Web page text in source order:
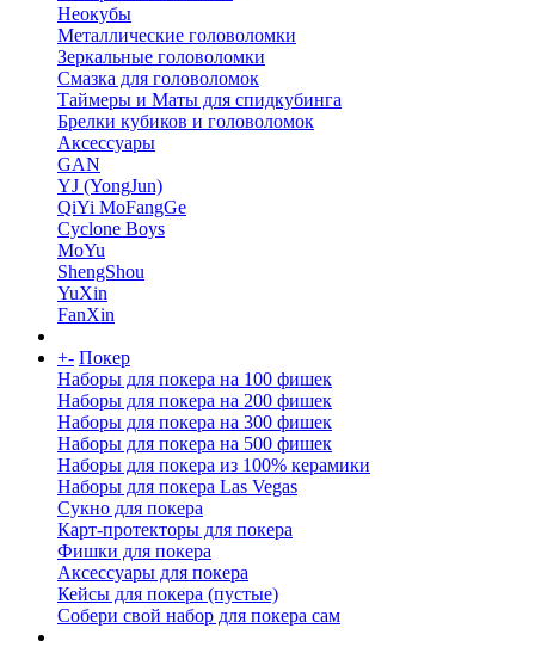
Неокубы
Металлические головоломки
Зеркальные головоломки
Смазка для головоломок
Таймеры и Маты для спидкубинга
Брелки кубиков и головоломок
Аксессуары
GAN
YJ (YongJun)
QiYi MoFangGe
Cyclone Boys
MoYu
ShengShou
YuXin
FanXin
+- Покер
Наборы для покера на 100 фишек
Наборы для покера на 200 фишек
Наборы для покера на 300 фишек
Наборы для покера на 500 фишек
Наборы для покера из 100% керамики
Наборы для покера Las Vegas
Сукно для покера
Карт-протекторы для покера
Фишки для покера
Аксессуары для покера
Кейсы для покера (пустые)
Собери свой набор для покера сам